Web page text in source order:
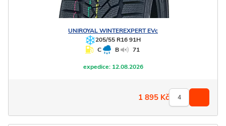
UNIROYALWINTEREXPERT EVc
205/55 R16 91H
C
B 71
expedice:12.08.2026
1 895 Kč